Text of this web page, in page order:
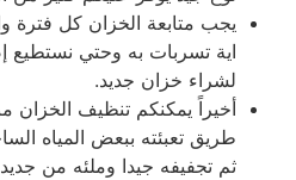
يجب متابعة الخزان كل فترة
اية تسربات به وحتي نستطيع
لشراء خزان جديد.
أخيراً يمكنكم تنظيف الخزان
طريق تعبئته ببعض المياه
ثم تجفيفه جيدا وملئه من